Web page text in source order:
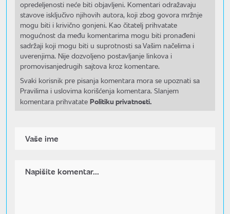
opredeljenosti neće biti objavljeni. Komentari odražavaju
stavove isključivo njihovih autora, koji zbog govora mržnje
mogu biti i krivično gonjeni. Kao čitatelj prihvatate
mogućnost da među komentarima mogu biti pronađeni
sadržaji koji mogu biti u suprotnosti sa Vašim načelima i
uverenjima. Nije dozvoljeno postavljanje linkova i
promovisanjedrugih sajtova kroz komentare.
Svaki korisnik pre pisanja komentara mora se upoznati sa
Pravilima i uslovima korišćenja komentara. Slanjem
komentara prihvatate Politiku privatnosti.